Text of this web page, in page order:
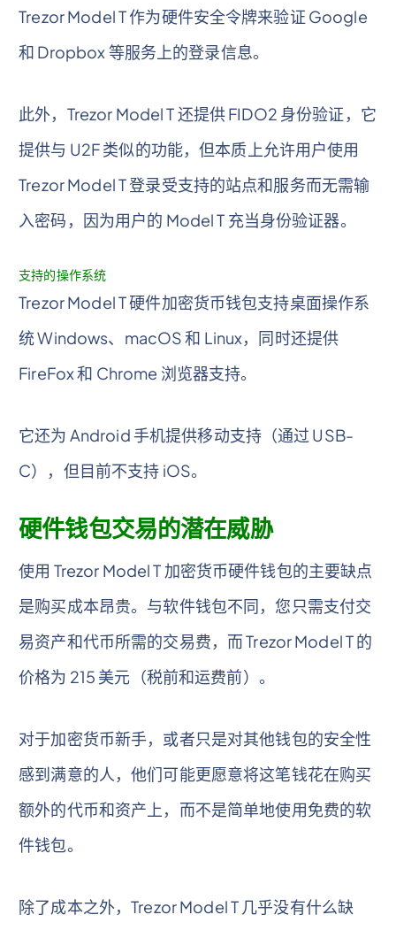
Trezor Model T 作为硬件安全令牌来验证 Google
和 Dropbox 等服务上的登录信息。
此外，Trezor Model T 还提供 FIDO2 身份验证，它
提供与 U2F 类似的功能，但本质上允许用户使用
Trezor Model T 登录受支持的站点和服务而无需输
入密码，因为用户的 Model T 充当身份验证器。
支持的操作系统
Trezor Model T 硬件加密货币钱包支持桌面操作系
统 Windows、macOS 和 Linux，同时还提供
FireFox 和 Chrome 浏览器支持。
它还为 Android 手机提供移动支持（通过 USB-
C），但目前不支持 iOS。
硬件钱包交易的潜在威胁
使用 Trezor Model T 加密货币硬件钱包的主要缺点
是购买成本昂贵。与软件钱包不同，您只需支付交
易资产和代币所需的交易费，而 Trezor Model T 的
价格为 215 美元（税前和运费前）。
对于加密货币新手，或者只是对其他钱包的安全性
感到满意的人，他们可能更愿意将这笔钱花在购买
额外的代币和资产上，而不是简单地使用免费的软
件钱包。
除了成本之外，Trezor Model T 几乎没有什么缺